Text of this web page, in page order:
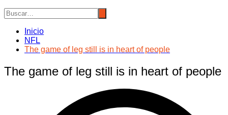
Inicio
NFL
The game of leg still is in heart of people
The game of leg still is in heart of people